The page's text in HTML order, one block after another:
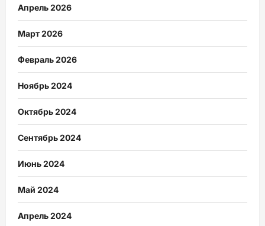
Апрель 2026
Март 2026
Февраль 2026
Ноябрь 2024
Октябрь 2024
Сентябрь 2024
Июнь 2024
Май 2024
Апрель 2024